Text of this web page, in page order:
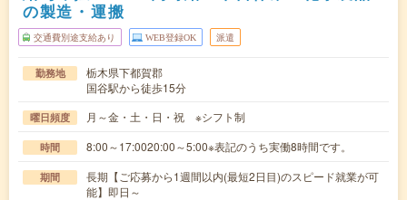
の製造・運搬
交通費別途支給あり WEB登録OK 派遣
勤務地
栃木県下都賀郡
国谷駅から徒歩15分
曜日頻度 月～金・土・日・祝 ※シフト制
時間 8:00～17:0020:00～5:00※表記のうち実働8時間です。
期間
長期【ご応募から1週間以内(最短2日目)のスピード就業が可
能】即日～